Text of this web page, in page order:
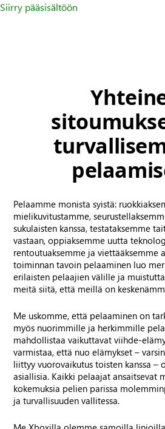
Siirry pääsisältöön
Pelaamme monista syistä:
mielikuvitustamme,
sukulaisten kanssa, testataksemme
vastaan, oppiaksemme uutta
rentoutuaksemme ja viettääksemme
toiminnan tavoin pelaaminen luo
erilaisten pelaajien välille ja
meitä siitä, että meillä on
Me uskomme, että pelaaminen on
myös nuorimmille ja herkimmille
mahdollistaa vaikuttavat viihde-
varmistaa, että nuo elämykset –
liittyy vuorovaikutus toisten kanssa –
asiallisia. Kaikki pelaajat ansaitsevat
kokemuksia pelien parissa
ja turvallisuuden vallitessa.